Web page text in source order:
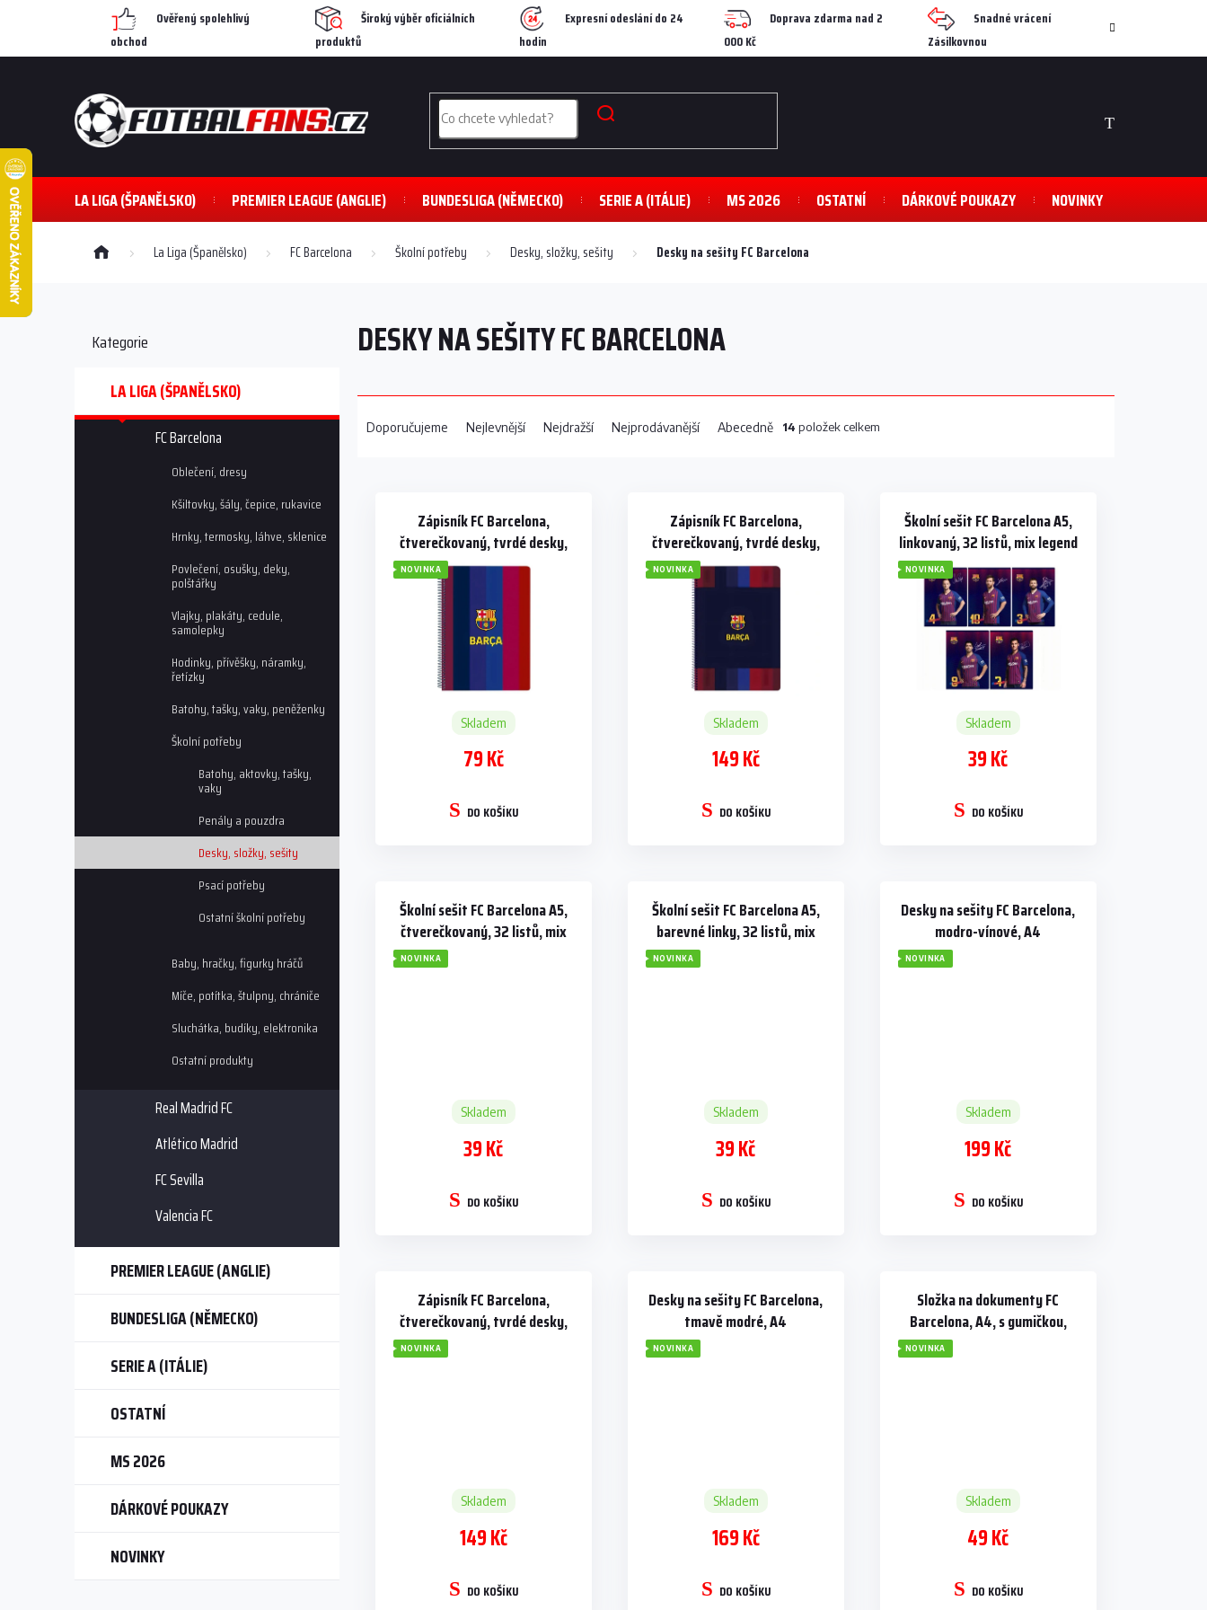
Ověřený spolehlivý
obchod
Široký výběr oficiálních
produktů
Expresní odeslání do 24
hodin
Doprava zdarma nad 2
000 Kč
Snadné vrácení
Zásilkovnou
NÁKUPNÍ
LA LIGA (ŠPANĚLSKO) PREMIER LEAGUE (ANGLIE) BUNDESLIGA (NĚMECKO) SERIE A (ITÁLIE) MS 2026 OSTATNÍ DÁRKOVÉ POUKAZY NOVINKY
Domů La Liga (Španělsko) FC Barcelona Školní potřeby Desky, složky, sešity Desky na sešity FC Barcelona
n
kategorie
Kategorie
LA LIGA (ŠPANĚLSKO)
FC Barcelona
Oblečení, dresy
Kšiltovky, šály, čepice, rukavice
Hrnky, termosky, láhve, sklenice
Povlečení, osušky, deky,
polštářky
Vlajky, plakáty, cedule,
samolepky
Hodinky, přívěšky, náramky,
řetízky
Batohy, tašky, vaky, peněženky
Školní potřeby
Batohy, aktovky, tašky,
vaky
Penály a pouzdra
Desky, složky, sešity
Psací potřeby
Ostatní školní potřeby
Baby, hračky, figurky hráčů
Míče, potítka, štulpny, chrániče
Sluchátka, budíky, elektronika
Ostatní produkty
Real Madrid FC
Atlético Madrid
FC Sevilla
Valencia FC
PREMIER LEAGUE (ANGLIE)
BUNDESLIGA (NĚMECKO)
SERIE A (ITÁLIE)
OSTATNÍ
MS 2026
DÁRKOVÉ POUKAZY
NOVINKY
DESKY NA SEŠITY FC BARCELONA
Ř
Doporučujeme Nejlevnější Nejdražší Nejprodávanější Abecedně 14 položek celkem
Zápisník FC Barcelona,
čtverečkovaný, tvrdé desky,
80 listů, A5
NOVINKA
Skladem
79 Kč
DO KOŠÍKU
Zápisník FC Barcelona,
čtverečkovaný, tvrdé desky,
80 listů, A4
NOVINKA
Skladem
149 Kč
DO KOŠÍKU
Školní sešit FC Barcelona A5,
linkovaný, 32 listů, mix legend
NOVINKA
Skladem
39 Kč
DO KOŠÍKU
Školní sešit FC Barcelona A5,
čtverečkovaný, 32 listů, mix
NOVINKA
Skladem
39 Kč
DO KOŠÍKU
Školní sešit FC Barcelona A5,
barevné linky, 32 listů, mix
NOVINKA
Skladem
39 Kč
DO KOŠÍKU
Desky na sešity FC Barcelona,
modro-vínové, A4
NOVINKA
Skladem
199 Kč
DO KOŠÍKU
Zápisník FC Barcelona,
čtverečkovaný, tvrdé desky,
NOVINKA
Skladem
149 Kč
DO KOŠÍKU
Desky na sešity FC Barcelona,
tmavě modré, A4
NOVINKA
Skladem
169 Kč
DO KOŠÍKU
Složka na dokumenty FC
Barcelona, A4, s gumičkou,
modro-červená
NOVINKA
Skladem
49 Kč
DO KOŠÍKU